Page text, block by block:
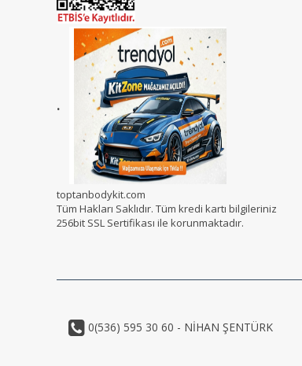
.
toptanbodykit.com
Tüm Hakları Saklıdır. Tüm kredi kartı bilgileriniz
256bit SSL Sertifikası ile korunmaktadır.
0(536) 595 30 60 - NİHAN ŞENTÜRK